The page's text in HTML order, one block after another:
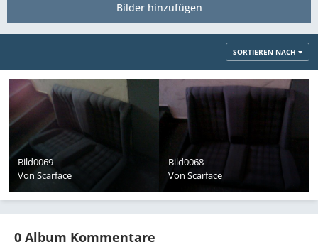
Bilder hinzufügen
SORTIEREN NACH
Bild0069
Von Scarface
Bild0068
Von Scarface
0 Album Kommentare